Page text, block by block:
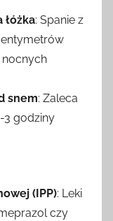
łóżka: Spanie z
snem: Zaleca
3 godziny
(IPP): Leki
czy